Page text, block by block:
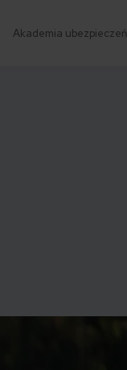
Akademia ubezpieczeń